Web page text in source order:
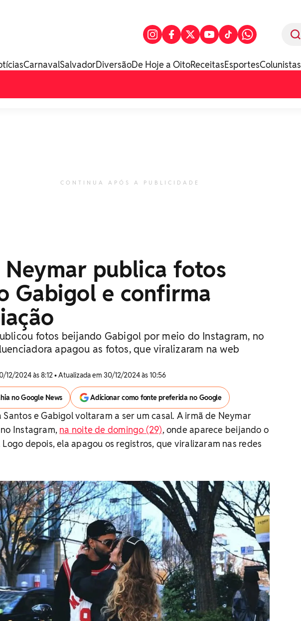
CarnavalSalvadorDiversãoDe Hoje a OitoReceitasEsportesColunistas
CONTINUA APÓS A PUBLICIDADE
Neymar publica fotos
Gabigol e confirma
fotos beijando Gabigol por meio do Instagram, no
apagou as fotos, que viralizaram na web
12/2024 às 8:12 • Atualizada em 30/12/2024 às 10:56
no Google News Adicionar como fonte preferida no Google
Santos e Gabigol voltaram a ser um casal. A irmã de Neymar
Instagram, na noite de domingo (29), onde aparece beijando o
depois, ela apagou os registros, que viralizaram nas redes